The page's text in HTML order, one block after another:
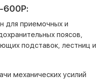
600Р:
для приемочных и
поясов,
подставок, лестниц и
механических усилий